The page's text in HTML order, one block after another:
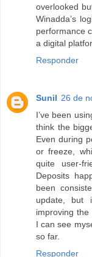
overlooked
Winadda’s
performance
a digital
Responder
Sunil 26 de
I’ve been
think the
Even during
or freeze,
quite user-
Deposits
been
update, but
improving the
I can see
so far.
Responder